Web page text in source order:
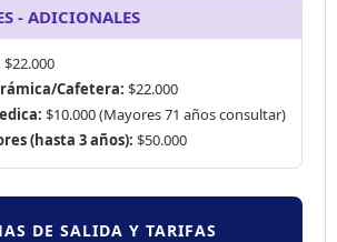
- ADICIONALES
$22.000
Cafetera: $22.000
$10.000 (Mayores 71 años consultar)
(hasta 3 años): $50.000
DE SALIDA Y TARIFAS